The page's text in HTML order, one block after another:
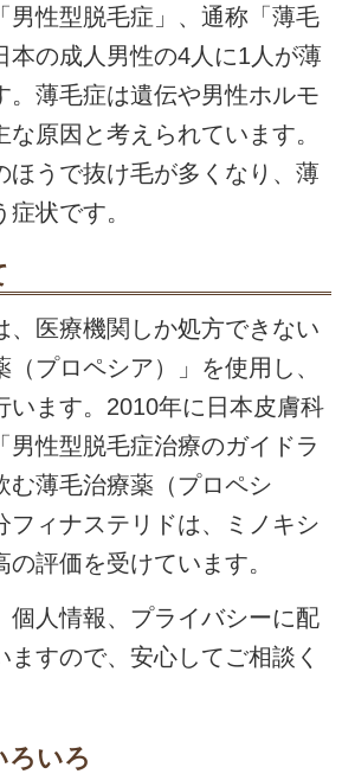
男性型脱毛症」、通称「薄毛
本の成人男性の4人に1人が薄
。薄毛症は遺伝や男性ホルモ
原因と考えられています。
ほうで抜け毛が多くなり、薄
状です。
、医療機関しか処方できない
（プロペシア）」を使用し、
います。2010年に日本皮膚科
男性型脱毛症治療のガイドラ
む薄毛治療薬（プロペシ
フィナステリドは、ミノキシ
評価を受けています。
個人情報、プライバシーに配
ますので、安心してご相談く
ろいろ